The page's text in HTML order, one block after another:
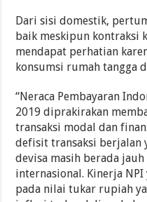
Dari sisi domestik,
baik meskipun kontraksi
mendapat perhatian
konsumsi rumah tangga
“Neraca Pembayaran
2019 diprakirakan
transaksi modal dan
defisit transaksi berjalan
devisa masih berada
internasional. Kinerja
pada nilai tukar rupiah